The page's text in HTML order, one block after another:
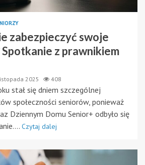
zabezpieczyć swoje
z prawnikiem
2025 408
stał się dniem szczególnej
społeczności seniorów, ponieważ
Dziennym Domu Senior+ odbyło się
Czytaj dalej